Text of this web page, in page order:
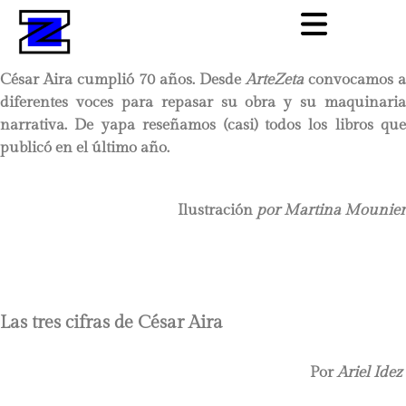
César Aira cumplió 70 años. DesdeArteZetaconvocamos a
diferentes voces para repasar su obra y su maquinaria
narrativa. De yapa reseñamos (casi) todos los libros que
publicó en el último año.
Ilustración por Martina Mounier
Las tres cifras de César Aira
PorAriel Idez